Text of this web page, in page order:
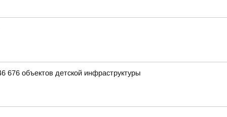
676 объектов детской инфраструктуры